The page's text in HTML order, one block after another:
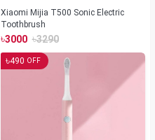
Xiaomi Mijia T500 Sonic Electric
Toothbrush
৳3000 ৳3290
৳490 OFF